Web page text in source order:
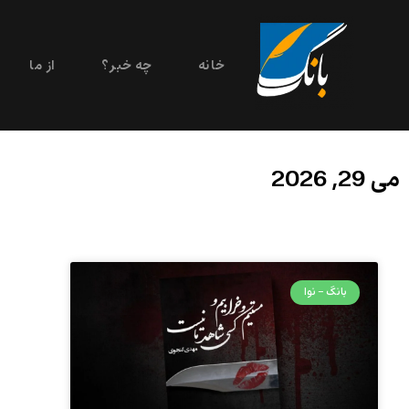
خانه چه خبر؟ از ما
می 29, 2026
بانگ - نوا